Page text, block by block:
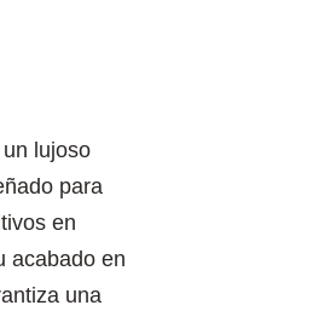
lujoso
para
en
acabado en
una